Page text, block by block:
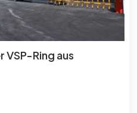
VSP-Ring aus